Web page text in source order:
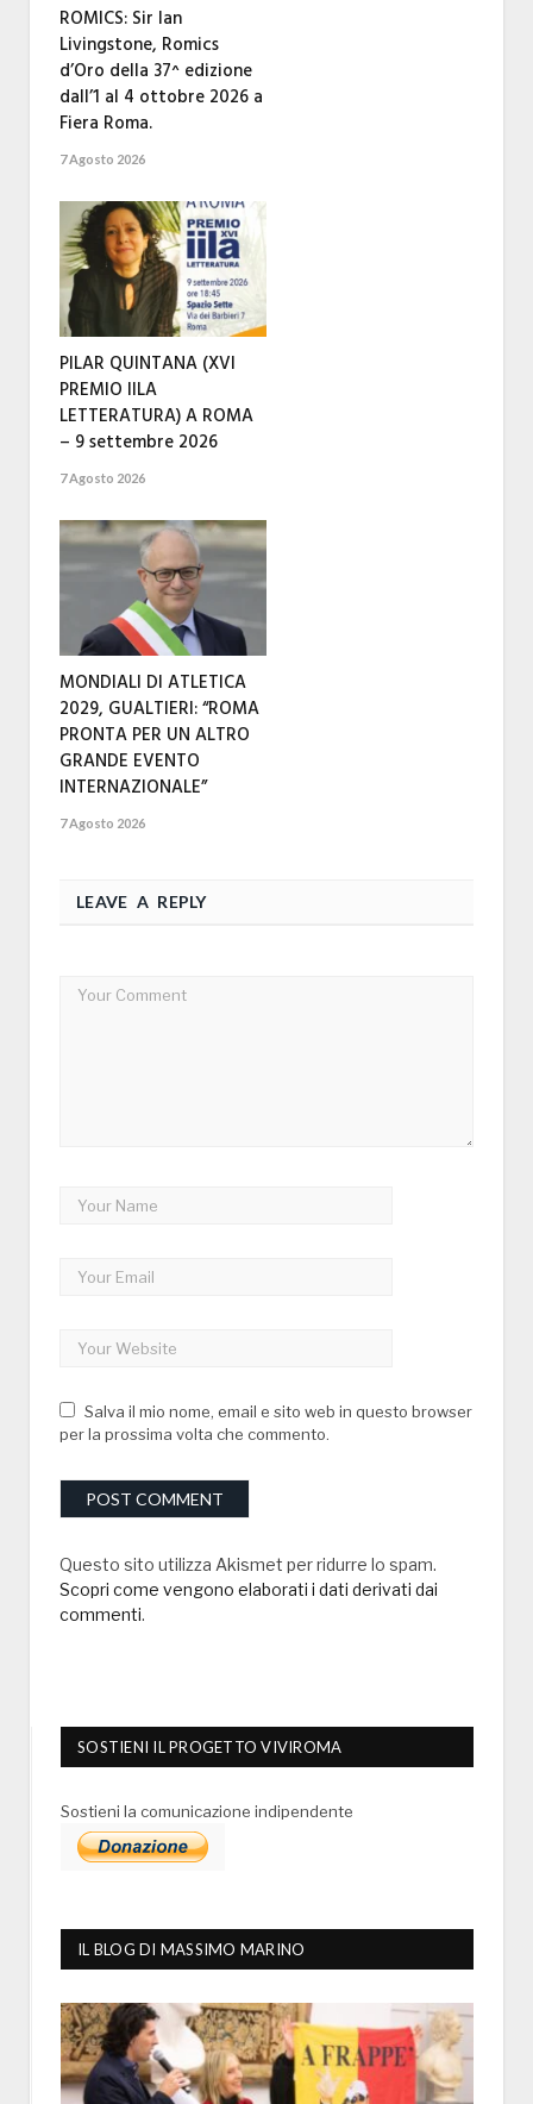
ROMICS: Sir Ian
Livingstone, Romics
d’Oro della 37^ edizione
dall’1 al 4 ottobre 2026 a
Fiera Roma.
7 Agosto 2026
PILAR QUINTANA (XVI
PREMIO IILA
LETTERATURA) A ROMA
– 9 settembre 2026
7 Agosto 2026
MONDIALI DI ATLETICA
2029, GUALTIERI: “ROMA
PRONTA PER UN ALTRO
GRANDE EVENTO
INTERNAZIONALE”
7 Agosto 2026
LEAVE A REPLY
Salva il mio nome, email e sito web in questo browser
per la prossima volta che commento.
Questo sito utilizza Akismet per ridurre lo spam.
Scopri come vengono elaborati i dati derivati dai
commenti.
SOSTIENI IL PROGETTO VIVIROMA
Sostieni la comunicazione indipendente
IL BLOG DI MASSIMO MARINO